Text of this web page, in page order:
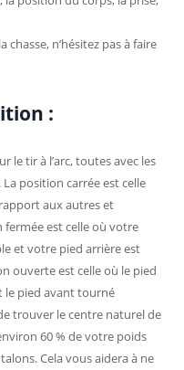
n’hésitez pas à faire
:
le tir à l’arc, toutes avec les
position carrée est celle
aux autres et
fermée est celle où votre
et votre pied arrière est
ouverte est celle où le pied
le pied avant tourné
trouver le centre naturel de
60 % de votre poids
Cela vous aidera à ne